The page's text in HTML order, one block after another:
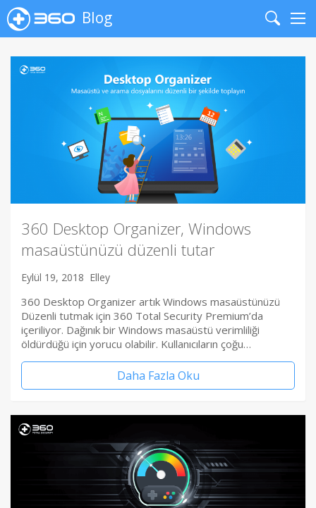
Blog
Search
360 Desktop Organizer, Windows
masaüstünüzü düzenli tutar
Eylül 19, 2018 Elley
360 Desktop Organizer artık Windows masaüstünüzü
Düzenli tutmak için 360 Total Security Premium’da
içeriliyor. Dağınık bir Windows masaüstü verimliliği
öldürdüğü için yorucu olabilir. Kullanıcıların çoğu…
Daha Fazla Oku